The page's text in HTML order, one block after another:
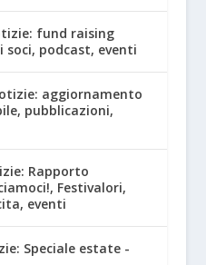
fund raising
podcast, eventi
aggiornamento
pubblicazioni,
Rapporto
Festivalori,
eventi
Speciale estate -